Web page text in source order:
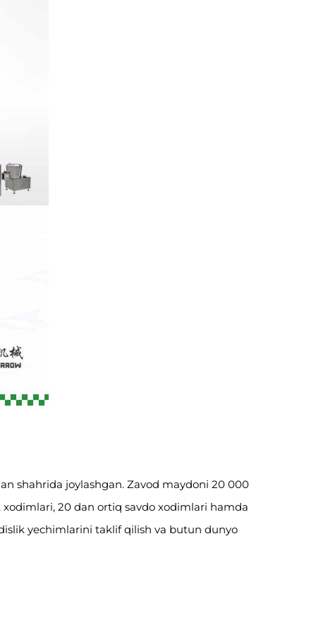
shahrida joylashgan. Zavod maydoni 20 000
20 dan ortiq savdo xodimlari hamda
yechimlarini taklif qilish va butun dunyo